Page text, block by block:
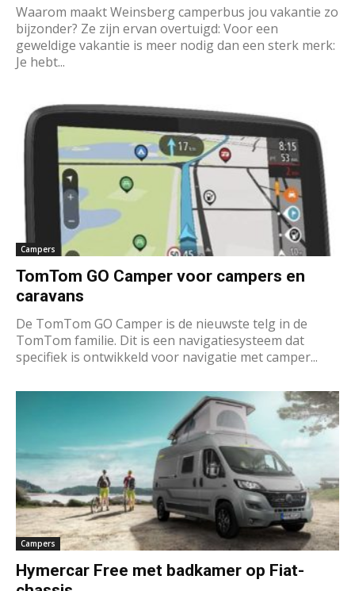
Waarom maakt Weinsberg camperbus jou vakantie zo
bijzonder? Ze zijn ervan overtuigd: Voor een
geweldige vakantie is meer nodig dan een sterk merk:
Je hebt...
Campers
TomTom GO Camper voor campers en
caravans
De TomTom GO Camper is de nieuwste telg in de
TomTom familie. Dit is een navigatiesysteem dat
specifiek is ontwikkeld voor navigatie met camper...
Campers
Hymercar Free met badkamer op Fiat-